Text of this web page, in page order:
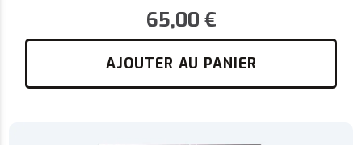
65,00 €
AJOUTER AU PANIER